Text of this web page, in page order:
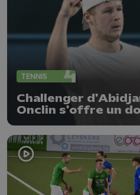
TENNIS
Challenger
Onclin s'offre un